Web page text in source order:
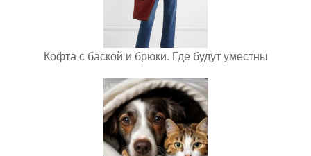
Кофта с баской и брюки. Где будут уместны